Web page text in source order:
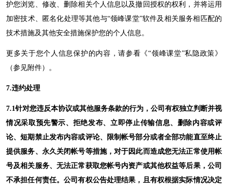
护您浏览、修改、删除相关个人信息以及撤回授权的权利，并将运用
加密技术、匿名化处理等其他与“领峰课堂”软件及相关服务相匹配的
技术措施及其他安全措施保护您的个人信息。
更多关于您个人信息保护的内容，请参看《“领峰课堂”私隐政策》
（参见附件）。
7.违约处理
7.1针对您违反本协议或其他服务条款的行为，公司有权独立判断并视
情况采取预先警示、拒绝发布、立即停止传输信息、删除内容或评
论、短期禁止发布内容或评论、限制帐号部分或者全部功能直至终止
提供服务、永久关闭帐号等措施，对于因此而造成您无法正常使用帐
号及相关服务、无法正常获取您帐号内资产或其他权益等后果，公司
不承担任何责任。公司有权公告处理结果，且有权根据实际情况决定